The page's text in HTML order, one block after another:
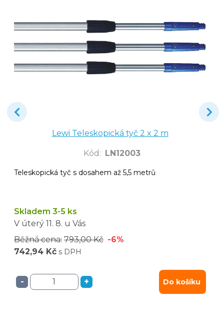
Lewi Teleskopická tyč 2 x 2 m
Kód : LN12003
Teleskopická tyč s dosahem až 5,5 metrů
Skladem 3-5 ks
V úterý 11. 8. u Vás
Běžná cena: 793,00 Kč -6%
742,94 Kč s DPH
- + Do košíku